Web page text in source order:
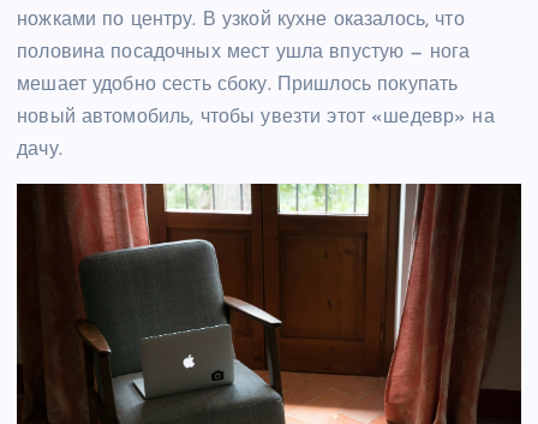
ножками по центру. В узкой кухне оказалось, что
половина посадочных мест ушла впустую — нога
мешает удобно сесть сбоку. Пришлось покупать
новый автомобиль, чтобы увезти этот «шедевр» на
дачу.